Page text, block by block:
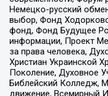
Немецко-русский
выбор, Фонд
фонд, Фонд Будущее
информации, Проект
за права человека,
Христиан Украинской
Поколение, Духовное
Библейский Колледж,
движение, Всемирный